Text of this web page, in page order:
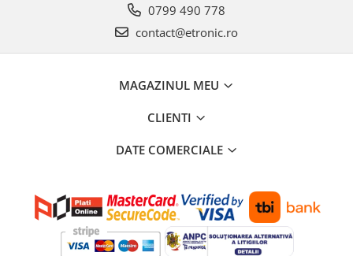
0799 490 778
contact@etronic.ro
MAGAZINUL MEU
CLIENTI
DATE COMERCIALE